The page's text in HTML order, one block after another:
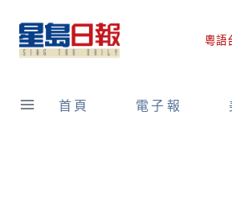
content
粵語
首頁 電子報